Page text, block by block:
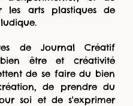
les arts plastiques de
de Journal Créatif
être et créativité
de se faire du bien
de prendre du
soi et de s'exprimer